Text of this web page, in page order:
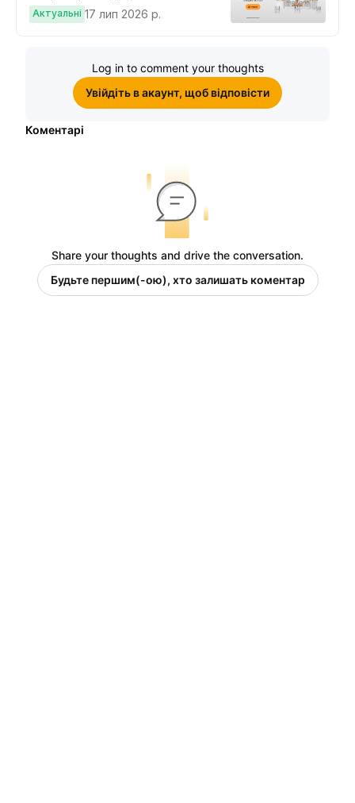
депозит на $100 і торгувати на
Актуальні 17 лип 2026 р.
Log in to comment your thoughts
Увійдіть в акаунт, щоб відповісти
Коментарі
Share your thoughts and drive the conversation.
Будьте першим(-ою), хто залишать коментар